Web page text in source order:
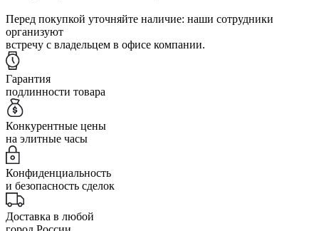
Перед покупкой уточняйте наличие: наши сотрудники
организуют
встречу с владельцем в офисе компании.
Гарантия
подлинности товара
Конкурентные цены
на элитные часы
Конфиденциальность
и безопасность сделок
Доставка в любой